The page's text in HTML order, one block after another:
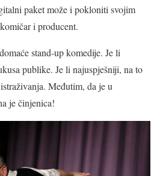
paket može i pokloniti svojim
i producent.
stand-up komedije. Je li
publike. Je li najuspješniji, na to
Međutim, da je u
je činjenica!